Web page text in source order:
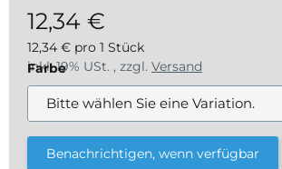
12,34 €
12,34 € pro 1 Stück
inkl. 19% USt. , zzgl. Versand
Farbe
Bitte wählen Sie eine Variation.
Benachrichtigen, wenn verfügbar